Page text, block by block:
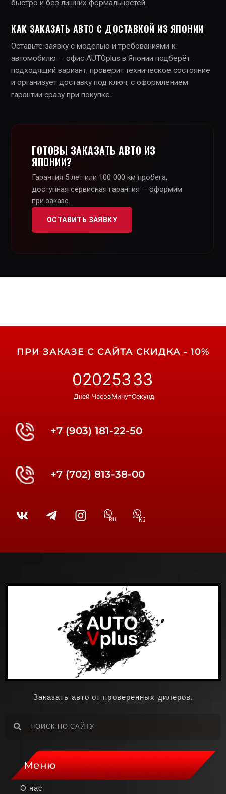
быстро и без лишних формальностей.
КАК ЗАКАЗАТЬ АВТО С ДОСТАВКОЙ ИЗ ЯПОНИИ
Оставьте заявку с моделью и требованиями к
автомобилю — офис AUTOplus в Японии подберёт
подходящий вариант, проверит техническое состояние
и организует доставку под ключ, с оформлением
гарантии сразу при покупке.
ГОТОВЫ ЗАКАЗАТЬ АВТО ИЗ
ЯПОНИИ?
Гарантия 5 лет или 100 000 км пробега,
доступная сервисная гарантия — оформим
при заказе.
ОСТАВИТЬ ЗАЯВКУ
ПРИ ЗАКАЗЕ С САЙТА СКИДКА - 10%
02
Дней
02
Часов
53
Минут
32
Секунд
+7 (903) 181-22-50
+7 (702) 813-38-00
RU KZ
Заказать авто от проверенных дилеров.
Меню
О нас